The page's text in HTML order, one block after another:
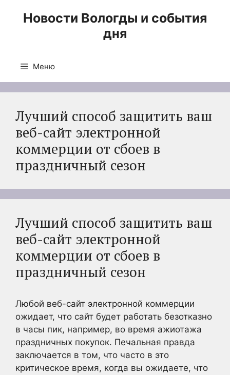
Новости Вологды и события
дня
Меню
Лучший способ защитить ваш
веб-сайт электронной
коммерции от сбоев в
праздничный сезон
Лучший способ защитить ваш
веб-сайт электронной
коммерции от сбоев в
праздничный сезон
Любой веб-сайт электронной коммерции
ожидает, что сайт будет работать безотказно
в часы пик, например, во время ажиотажа
праздничных покупок. Печальная правда
заключается в том, что часто в это
критическое время, когда вы ожидаете, что